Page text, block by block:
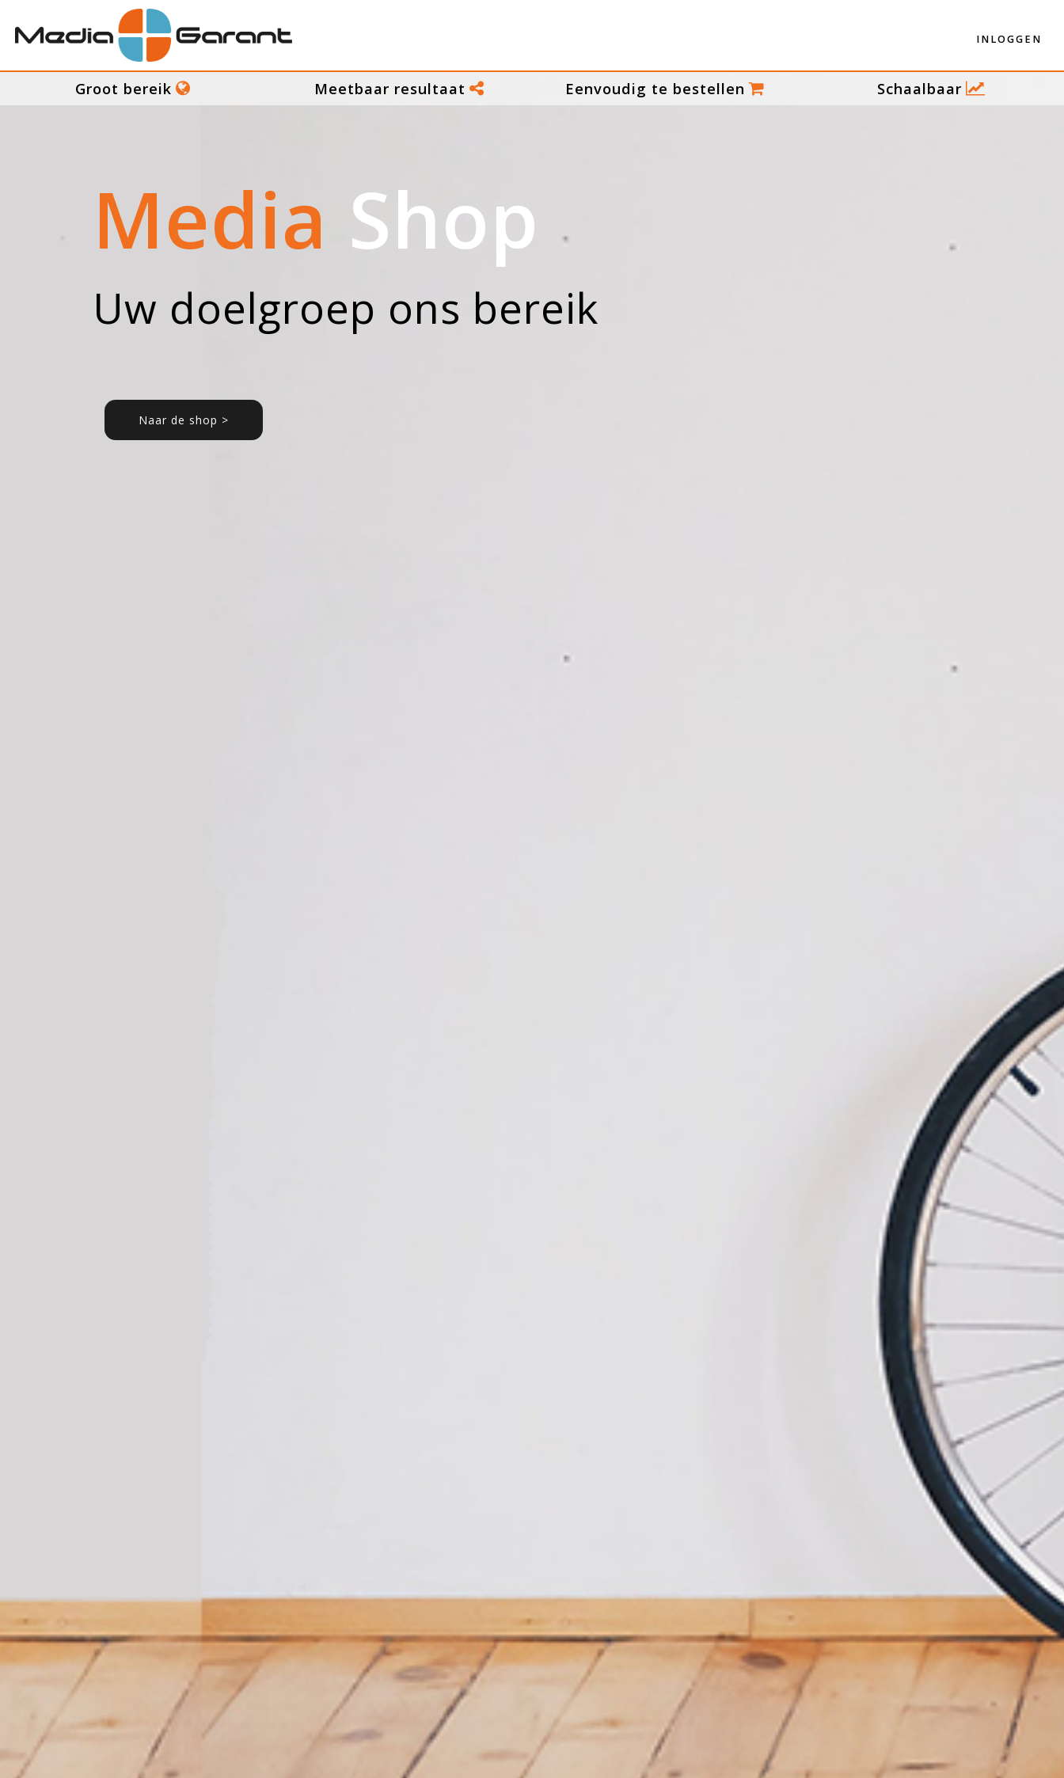
INLOGGEN
Media Shop
Uw doelgroep ons bereik
Naar de shop >
Groot bereik Meetbaar resultaat Eenvoudig te bestellen Schaalbaar